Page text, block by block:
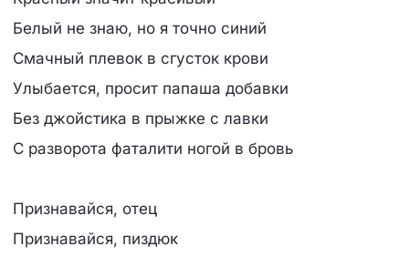
Белый не знаю, но я точно синий
Смачный плевок в сгусток крови
Улыбается, просит папаша добавки
Без джойстика в прыжке с лавки
С разворота фаталити ногой в бровь
Признавайся, отец
Признавайся, пиздюк